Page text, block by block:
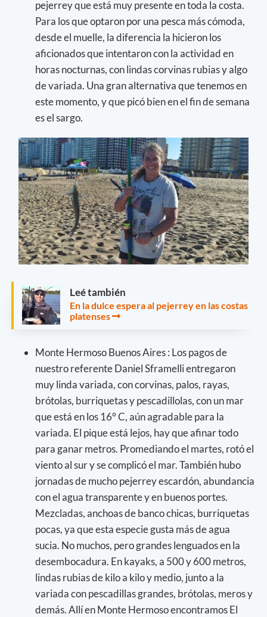
pejerrey que está muy presente en toda la costa.
Para los que optaron por una pesca más cómoda,
desde el muelle, la diferencia la hicieron los
aficionados que intentaron con la actividad en
horas nocturnas, con lindas corvinas rubias y algo
de variada. Una gran alternativa que tenemos en
este momento, y que picó bien en el fin de semana
es el sargo.
Leé también
En la dulce espera al pejerrey en las costas
platenses
Monte Hermoso Buenos Aires : Los pagos de
nuestro referente Daniel Sframelli entregaron
muy linda variada, con corvinas, palos, rayas,
brótolas, burriquetas y pescadillolas, con un mar
que está en los 16° C, aún agradable para la
variada. El pique está lejos, hay que afinar todo
para ganar metros. Promediando el martes, rotó el
viento al sur y se complicó el mar. También hubo
jornadas de mucho pejerrey escardón, abundancia
con el agua transparente y en buenos portes.
Mezcladas, anchoas de banco chicas, burriquetas
pocas, ya que esta especie gusta más de agua
sucia. No muchos, pero grandes lenguados en la
desembocadura. En kayaks, a 500 y 600 metros,
lindas rubias de kilo a kilo y medio, junto a la
variada con pescadillas grandes, brótolas, meros y
demás. Allí en Monte Hermoso encontramos El